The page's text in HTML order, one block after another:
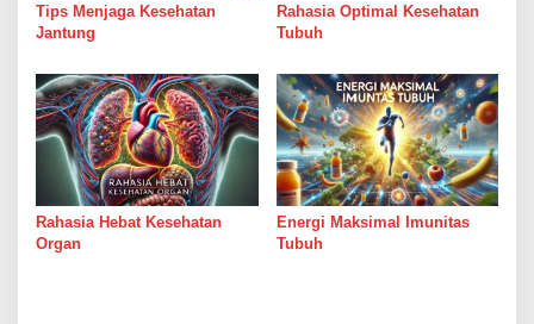
Tips Menjaga Kesehatan
Jantung
Rahasia Optimal Kesehatan
Tubuh
Rahasia Hebat Kesehatan
Organ
Energi Maksimal Imunitas
Tubuh